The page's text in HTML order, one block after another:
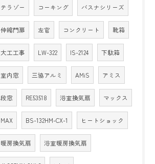
テラゾー コーキング バスナシリーズ
伸縮門扉 左官 コンクリート 靴箱
大工工事 LW-322 IS-2124 下駄箱
室内窓 三協アルミ AMiS アミス
段窓 RE53518 浴室換気扇 マックス
MAX BS-132HM-CX-1 ヒートショック
暖房換気扇 浴室暖房換気扇